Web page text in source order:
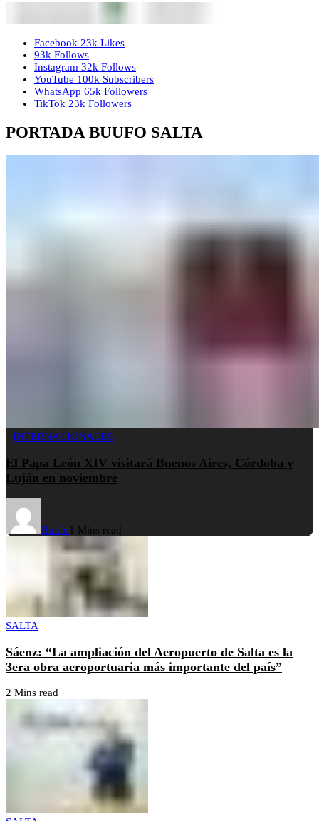
Facebook 23k Likes
93k Follows
Instagram 32k Follows
YouTube 100k Subscribers
WhatsApp 65k Followers
TikTok 23k Followers
PORTADA BUUFO SALTA
INTERNACIONALES
El Papa León XIV visitará Buenos Aires, Córdoba y
Luján en noviembre
Buufo 1 Mins read
SALTA
Sáenz: “La ampliación del Aeropuerto de Salta es la
3era obra aeroportuaria más importante del país”
2 Mins read